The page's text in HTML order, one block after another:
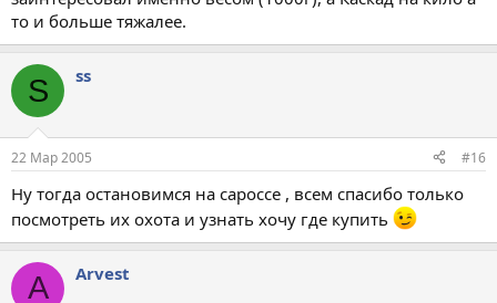
то и больше тяжалее.
S ss
22 Мар 2005 #16
Ну тогда остановимся на сароссе , всем спасибо только
посмотреть их охота и узнать хочу где купить
A Arvest